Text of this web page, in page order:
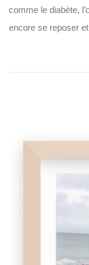
comme le diabète,
encore se reposer